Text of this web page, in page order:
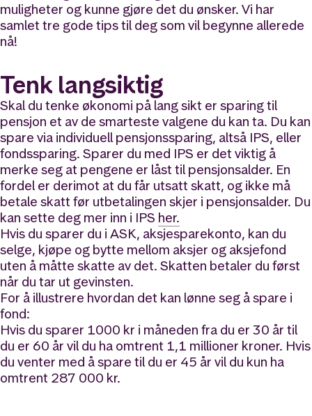
muligheter og kunne gjøre det du ønsker. Vi har
samlet tre gode tips til deg som vil begynne allerede
nå!
Tenk langsiktig
Skal du tenke økonomi på lang sikt er sparing til
pensjon et av de smarteste valgene du kan ta. Du kan
spare via individuell pensjonssparing, altså IPS, eller
fondssparing. Sparer du med IPS er det viktig å
merke seg at pengene er låst til pensjonsalder. En
fordel er derimot at du får utsatt skatt, og ikke må
betale skatt før utbetalingen skjer i pensjonsalder. Du
kan sette deg mer inn i IPS her.
Hvis du sparer du i ASK, aksjesparekonto, kan du
selge, kjøpe og bytte mellom aksjer og aksjefond
uten å måtte skatte av det. Skatten betaler du først
når du tar ut gevinsten.
For å illustrere hvordan det kan lønne seg å spare i
fond:
Hvis du sparer 1000 kr i måneden fra du er 30 år til
du er 60 år vil du ha omtrent 1,1 millioner kroner. Hvis
du venter med å spare til du er 45 år vil du kun ha
omtrent 287 000 kr.